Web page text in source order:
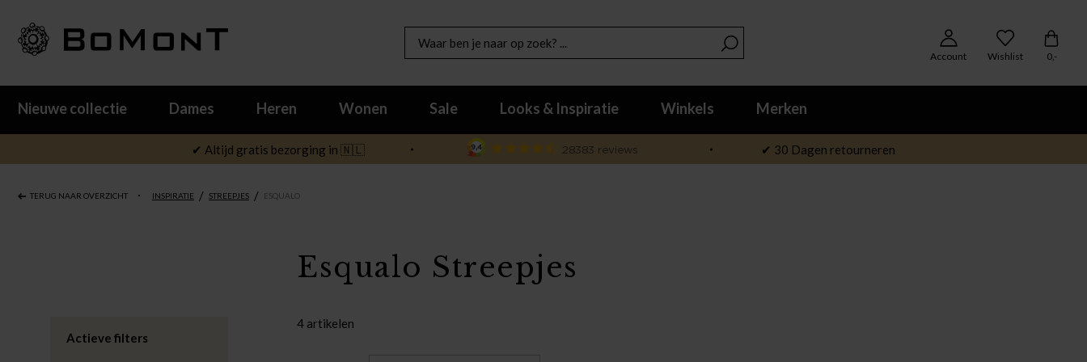
Account Wishlist 0,-
Nieuwe collectie Dames Heren Wonen Sale Looks & Inspiratie Winkels Merken
✔ Altijd gratis bezorging in 🇳🇱 ✔ 30 Dagen retourneren
TERUG NAAR OVERZICHT INSPIRATIE / STREEPJES / ESQUALO
Actieve filters
Esqualo Streepjes
4 artikelen